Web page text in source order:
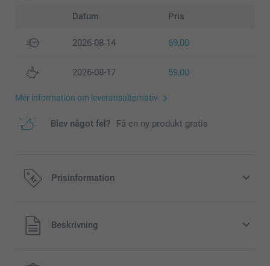
Datum Pris
2026-08-14 69,00
2026-08-17 59,00
Mer information om leveransalternativ
Blev något fel? Få en ny produkt gratis
Prisinformation
Alla priser är i svenska kronor (SEK), inklusive moms och
exklusive porto.
Beskrivning